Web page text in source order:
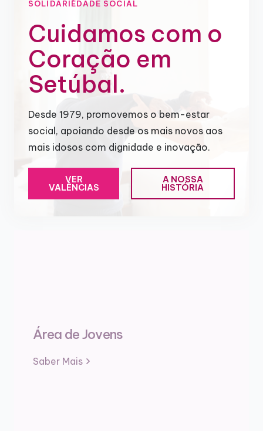
SOLIDARIEDADE SOCIAL
Cuidamos com o
Coração em
Setúbal.
Desde 1979, promovemos o bem-estar
social, apoiando desde os mais novos aos
mais idosos com dignidade e inovação.
VER
VALÊNCIAS
A NOSSA
HISTÓRIA
Área de Jovens
Saber Mais